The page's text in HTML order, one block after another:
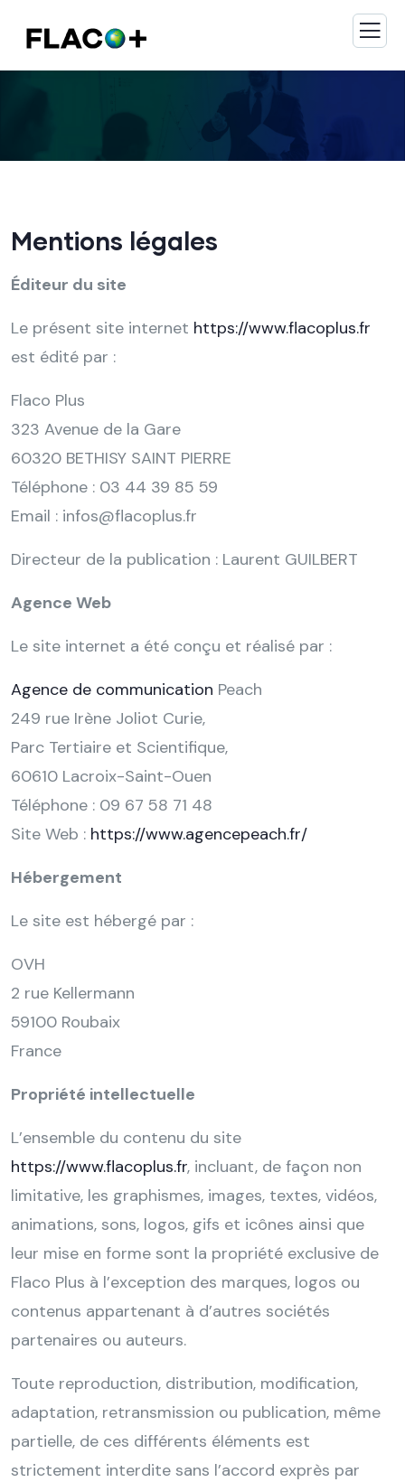
Mentions légales
Éditeur du site
Le présent site internet https://www.flacoplus.fr
est édité par :
Flaco Plus
323 Avenue de la Gare
60320 BETHISY SAINT PIERRE
Téléphone : 03 44 39 85 59
Email : infos@flacoplus.fr
Directeur de la publication : Laurent GUILBERT
Agence Web
Le site internet a été conçu et réalisé par :
Agence de communication Peach
249 rue Irène Joliot Curie,
Parc Tertiaire et Scientifique,
60610 Lacroix-Saint-Ouen
Téléphone : 09 67 58 71 48
Site Web : https://www.agencepeach.fr/
Hébergement
Le site est hébergé par :
OVH
2 rue Kellermann
59100 Roubaix
France
Propriété intellectuelle
L’ensemble du contenu du site
https://www.flacoplus.fr, incluant, de façon non
limitative, les graphismes, images, textes, vidéos,
animations, sons, logos, gifs et icônes ainsi que
leur mise en forme sont la propriété exclusive de
Flaco Plus à l’exception des marques, logos ou
contenus appartenant à d’autres sociétés
partenaires ou auteurs.
Toute reproduction, distribution, modification,
adaptation, retransmission ou publication, même
partielle, de ces différents éléments est
strictement interdite sans l’accord exprès par